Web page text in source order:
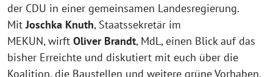
der CDU in einer gemeinsamen Landesregierung.
MitJoschka Knuth, Staatssekretär im
MEKUN, wirft Oliver Brandt, MdL, einen Blick auf das
bisher Erreichte und diskutiert mit euch über die
Koalition, die Baustellen und weitere grüne Vorhaben.